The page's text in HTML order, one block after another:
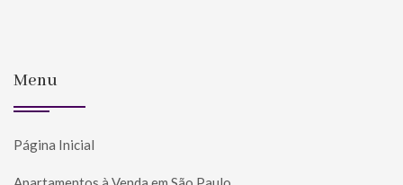
Menu
Página Inicial